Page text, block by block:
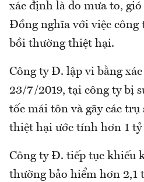
xác định là do mưa to, gió
Đồng nghĩa với việc công
bồi thường thiệt hại.
Công ty Đ. lập vi bằng
23/7/2019, tại công ty bị
tốc mái tôn và gãy các trụ
thiệt hại ước tính hơn 1 tỷ
Công ty Đ. tiếp tục khiếu
thường bảo hiểm hơn 2,1